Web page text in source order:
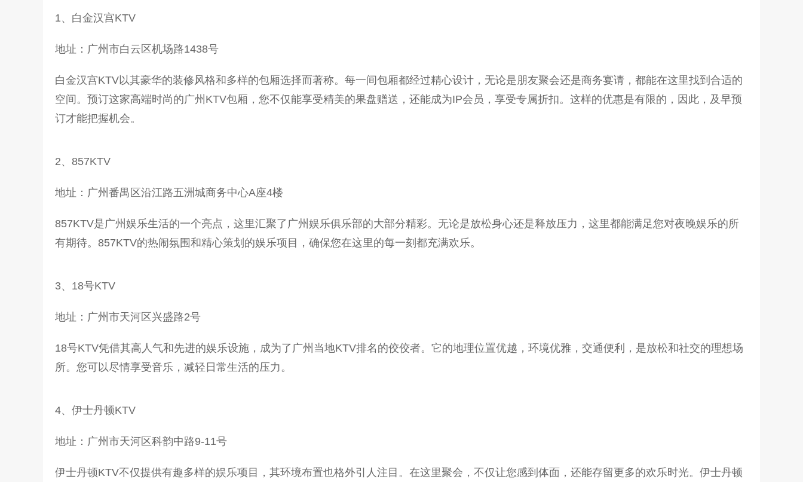
1、白金汉宫KTV
地址：广州市白云区机场路1438号
白金汉宫KTV以其豪华的装修风格和多样的包厢选择而著称。每一间包厢都经过精心设计，无论是朋友聚会还是商务宴请，都能在这里找到合适的
空间。预订这家高端时尚的广州KTV包厢，您不仅能享受精美的果盘赠送，还能成为IP会员，享受专属折扣。这样的优惠是有限的，因此，及早预
订才能把握机会。
2、857KTV
地址：广州番禺区沿江路五洲城商务中心A座4楼
857KTV是广州娱乐生活的一个亮点，这里汇聚了广州娱乐俱乐部的大部分精彩。无论是放松身心还是释放压力，这里都能满足您对夜晚娱乐的所
有期待。857KTV的热闹氛围和精心策划的娱乐项目，确保您在这里的每一刻都充满欢乐。
3、18号KTV
地址：广州市天河区兴盛路2号
18号KTV凭借其高人气和先进的娱乐设施，成为了广州当地KTV排名的佼佼者。它的地理位置优越，环境优雅，交通便利，是放松和社交的理想场
所。您可以尽情享受音乐，减轻日常生活的压力。
4、伊士丹顿KTV
地址：广州市天河区科韵中路9-11号
伊士丹顿KTV不仅提供有趣多样的娱乐项目，其环境布置也格外引人注目。在这里聚会，不仅让您感到体面，还能存留更多的欢乐时光。伊士丹顿